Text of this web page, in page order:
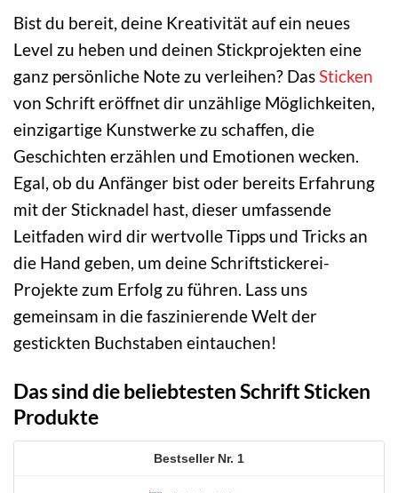
Bist du bereit, deine Kreativität auf ein neues
Level zu heben und deinen Stickprojekten eine
ganz persönliche Note zu verleihen? DasSticken
von Schrift eröffnet dir unzählige Möglichkeiten,
einzigartige Kunstwerke zu schaffen, die
Geschichten erzählen und Emotionen wecken.
Egal, ob du Anfänger bist oder bereits Erfahrung
mit der Sticknadel hast, dieser umfassende
Leitfaden wird dir wertvolle Tipps und Tricks an
die Hand geben, um deine Schriftstickerei-
Projekte zum Erfolg zu führen. Lass uns
gemeinsam in die faszinierende Welt der
gestickten Buchstaben eintauchen!
Das sind die beliebtesten Schrift Sticken
Produkte
1